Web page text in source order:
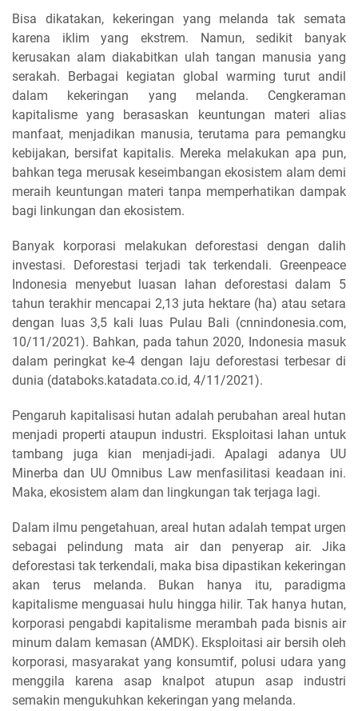
Bisa dikatakan, kekeringan yang melanda tak semata
karena iklim yang ekstrem. Namun, sedikit banyak
kerusakan alam diakabitkan ulah tangan manusia yang
serakah. Berbagai kegiatan global warming turut andil
dalam kekeringan yang melanda. Cengkeraman
kapitalisme yang berasaskan keuntungan materi alias
manfaat, menjadikan manusia, terutama para pemangku
kebijakan, bersifat kapitalis. Mereka melakukan apa pun,
bahkan tega merusak keseimbangan ekosistem alam demi
meraih keuntungan materi tanpa memperhatikan dampak
bagi linkungan dan ekosistem.
Banyak korporasi melakukan deforestasi dengan dalih
investasi. Deforestasi terjadi tak terkendali. Greenpeace
Indonesia menyebut luasan lahan deforestasi dalam 5
tahun terakhir mencapai 2,13 juta hektare (ha) atau setara
dengan luas 3,5 kali luas Pulau Bali (cnnindonesia.com,
10/11/2021). Bahkan, pada tahun 2020, Indonesia masuk
dalam peringkat ke-4 dengan laju deforestasi terbesar di
dunia (databoks.katadata.co.id, 4/11/2021).
Pengaruh kapitalisasi hutan adalah perubahan areal hutan
menjadi properti ataupun industri. Eksploitasi lahan untuk
tambang juga kian menjadi-jadi. Apalagi adanya UU
Minerba dan UU Omnibus Law menfasilitasi keadaan ini.
Maka, ekosistem alam dan lingkungan tak terjaga lagi.
Dalam ilmu pengetahuan, areal hutan adalah tempat urgen
sebagai pelindung mata air dan penyerap air. Jika
deforestasi tak terkendali, maka bisa dipastikan kekeringan
akan terus melanda. Bukan hanya itu, paradigma
kapitalisme menguasai hulu hingga hilir. Tak hanya hutan,
korporasi pengabdi kapitalisme merambah pada bisnis air
minum dalam kemasan (AMDK). Eksploitasi air bersih oleh
korporasi, masyarakat yang konsumtif, polusi udara yang
menggila karena asap knalpot atupun asap industri
semakin mengukuhkan kekeringan yang melanda.